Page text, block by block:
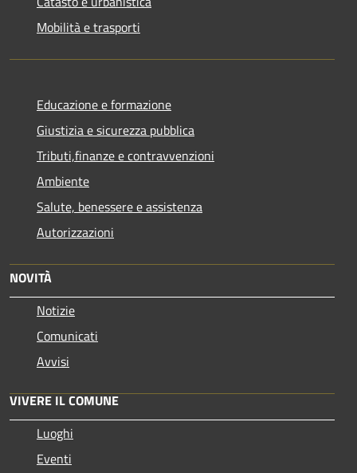
Mobilità e trasporti
Educazione e formazione
Giustizia e sicurezza pubblica
Tributi,finanze e contravvenzioni
Ambiente
Salute, benessere e assistenza
Autorizzazioni
NOVITÀ
Notizie
Comunicati
Avvisi
VIVERE IL COMUNE
Luoghi
Eventi